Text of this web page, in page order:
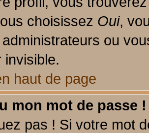
choisissez Oui,
ou
invisible.
haut de page
mon mot de passe !
pas ! Si votre mot